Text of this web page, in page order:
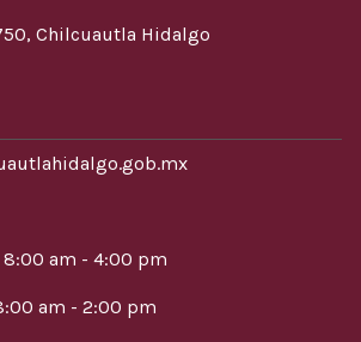
Chilcuautla Hidalgo
8:00 am - 4:00 pm
am - 2:00 pm